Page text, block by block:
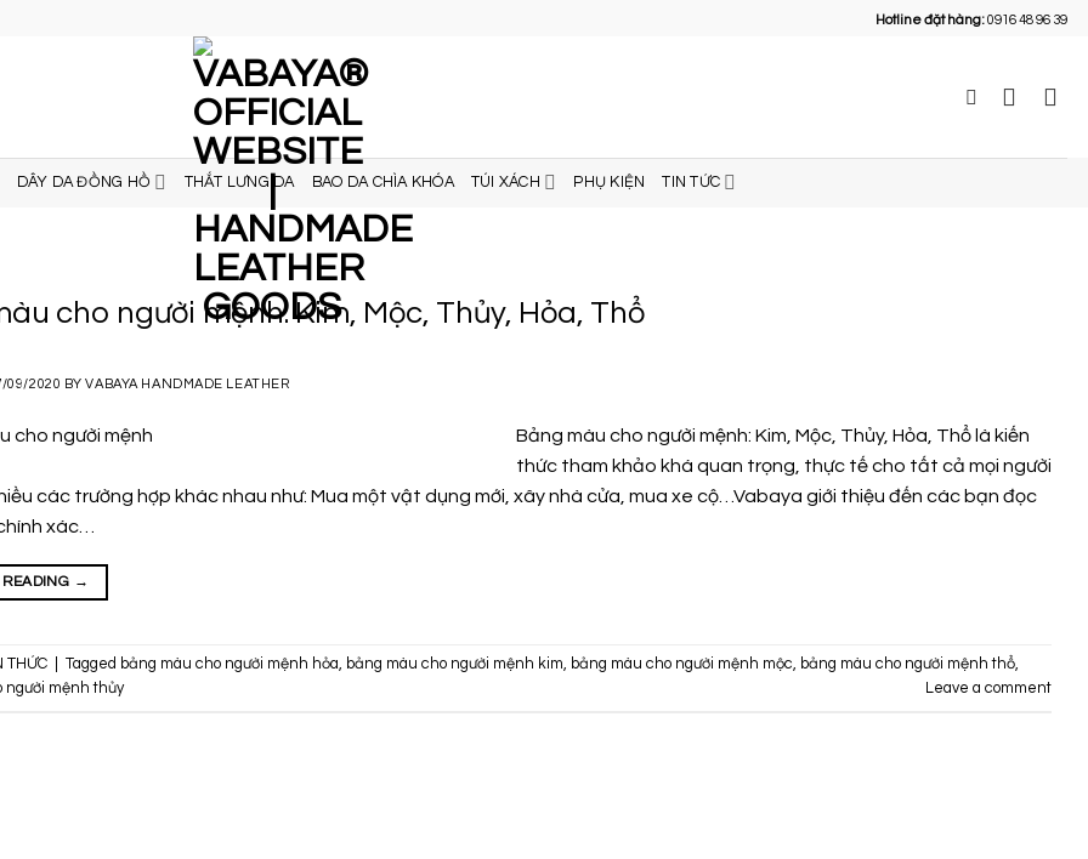
Hotline đặt hàng:0916 48 96 39
DÂY DA ĐỒNG HỒ THẮT LƯNG DA BAO DA CHÌA KHÓA TÚI XÁCH PHỤ KIỆN TIN TỨC
cho người mệnh: Kim, Mộc, Thủy, Hỏa, Thổ
09/2020 BYVABAYA HANDMADE LEATHER
Bảng màu cho người mệnh: Kim, Mộc, Thủy, Hỏa, Thổ là kiến
thức tham khảo khá quan trọng, thực tế cho tất cả mọi người
các trường hợp khác nhau như: Mua một vật dụng mới, xây nhà cửa, mua xe cộ…Vabaya giới thiệu đến các bạn đọc
xác…
→
THỨC Tagged bảng màu cho người mệnh hỏa, bảng màu cho người mệnh kim, bảng màu cho người mệnh mộc, bảng màu cho người mệnh thổ,
người mệnh thủy
Leave a comment